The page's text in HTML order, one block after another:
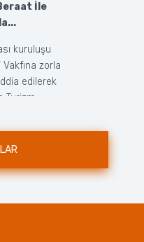
İle
kuruluşu
Vakfına zorla
edilerek
Turizm